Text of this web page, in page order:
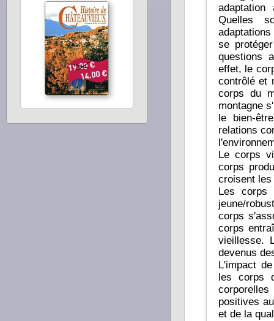
Quelles
se
questions
effet, le
contrôlé et
corps du
montagne
le bien-
relations
Le corps
corps
croisent
Les corps
jeune/
corps
corps
vieillesse.
devenus
L'impact
les corps
positives
et de la